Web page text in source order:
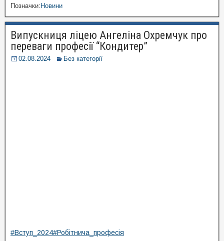
Позначки:Новини
Випускниця ліцею Ангеліна Охремчук про
переваги професії “Кондитер”
02.08.2024 Без категорії
#Вступ_2024#Робітнича_професія